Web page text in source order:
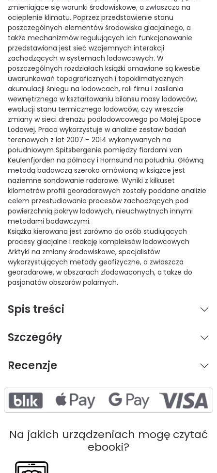
zmieniające się warunki środowiskowe, a zwłaszcza na
ocieplenie klimatu. Poprzez przedstawienie stanu
poszczególnych elementów środowiska glacjalnego, a
także mechanizmów regulujących ich funkcjonowanie
przedstawiona jest sieć wzajemnych interakcji
zachodzących w systemach lodowcowych. W
poszczególnych rozdziałach książki omawiane są kwestie
uwarunkowań topograficznych i topoklimatycznych
akumulacji śniegu na lodowcach, roli firnu i zasilania
wewnętrznego w kształtowaniu bilansu masy lodowców,
ewolucji stanu termicznego lodowców, czy wreszcie
zmiany w sieci drenażu podlodowcowego po Małej Epoce
Lodowej. Praca wykorzystuje w analizie zestaw badań
terenowych z lat 2007 – 2014 wykonywanych na
południowym Spitsbergenie pomiędzy fiordami van
Keulenfjorden na północy i Hornsund na południu. Główną
metodą badawczą szeroko omówioną w książce jest
naziemne sondowanie radarowe. Wyniki z kilkuset
kilometrów profili georadarowych zostały poddane analizie
celem przestudiowania procesów zachodzących pod
powierzchnią pokryw lodowych, nieuchwytnych innymi
metodami badawczymi.
Książka kierowana jest zarówno do osób studiujących
procesy glacjalne i reakcję kompleksów lodowcowych
Arktyki na zmiany środowiskowe, specjalistów
wykorzystujących metody geofizyczne, a zwłaszcza
georadarowe, w obszarach zlodowaconych, a także do
pasjonatów obszarów polarnych.
Spis treści
Szczegóły
Recenzje
Na jakich urządzeniach mogę czytać
ebooki?